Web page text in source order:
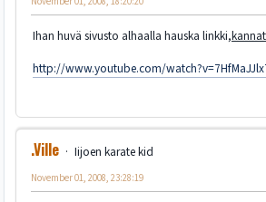
Ihan huvä sivusto alhaalla hauska linkki,
http://www.youtube.com/
.Ville
Iijoen karate kid
November 01, 2008, 23:28:19